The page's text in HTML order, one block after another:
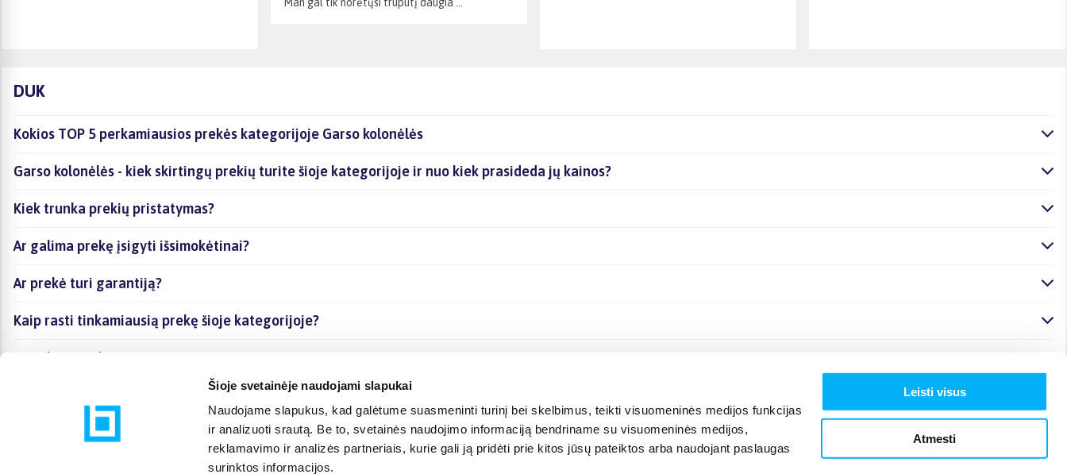
Šioje svetainėje naudojami slapukai
Naudojame slapukus, kad galėtume suasmeninti turinį bei skelbimus, teikti visuomeninės medijos funkcijas
ir analizuoti srautą. Be to, svetainės naudojimo informaciją bendriname su visuomeninės medijos,
reklamavimo ir analizės partneriais, kurie gali ją pridėti prie kitos jūsų pateiktos arba naudojant paslaugas
surinktos informacijos.
Leisti visus
Atmesti
DUK
Kokios TOP 5 perkamiausios prekės kategorijoje Garso kolonėlės
Garso kolonėlės - kiek skirtingų prekių turite šioje kategorijoje ir nuo kiek prasideda jų kainos?
Kiek trunka prekių pristatymas?
Ar galima prekę įsigyti išsimokėtinai?
Ar prekė turi garantiją?
Kaip rasti tinkamiausią prekę šioje kategorijoje?
Ar galima prekę atsiimti vietoje?